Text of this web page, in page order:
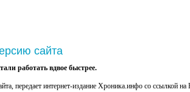
сайта
работать вдвое быстрее.
передает интернет-издание Хроника.инфо со ссылкой